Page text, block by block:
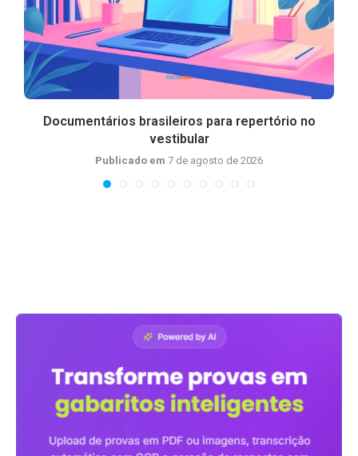
Documentários brasileiros para repertório no
vestibular
Publicado em 7 de agosto de 2026